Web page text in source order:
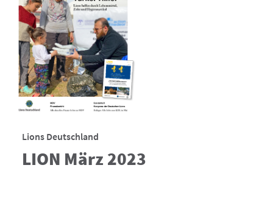
Lions Deutschland
LION März 2023